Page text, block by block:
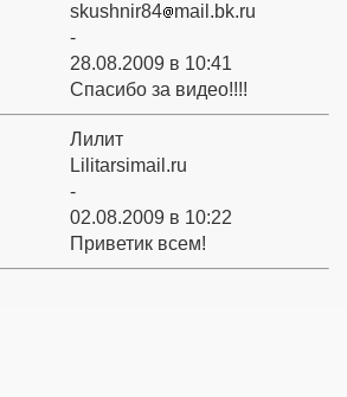
skushnir84
mail.bk.ru
-
28.08.2009 в 10:41
Спасибо за видео!!!!
Лилит
Lilitarsimail.ru
-
02.08.2009 в 10:22
Приветик всем!